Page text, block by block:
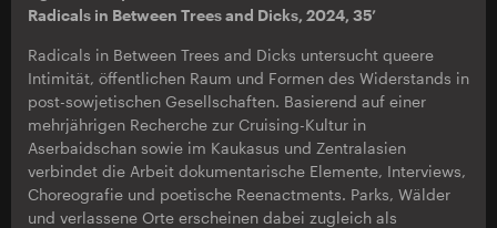
Radicals in Between Trees and Dicks, 2024, 35’
Radicals in Between Trees and Dicks untersucht queere
Intimität, öffentlichen Raum und Formen des Widerstands in
post-sowjetischen Gesellschaften. Basierend auf einer
mehrjährigen Recherche zur Cruising-Kultur in
Aserbaidschan sowie im Kaukasus und Zentralasien
verbindet die Arbeit dokumentarische Elemente, Interviews,
Choreografie und poetische Reenactments. Parks, Wälder
und verlassene Orte erscheinen dabei zugleich als